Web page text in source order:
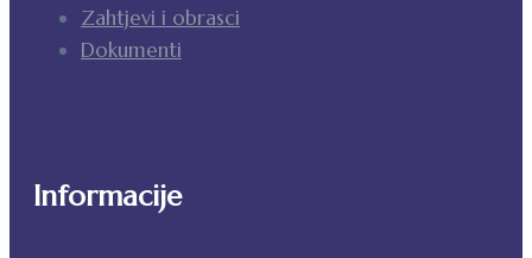
Zahtjevi i obrasci
Dokumenti
Informacije